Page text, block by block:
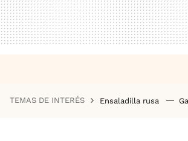
TEMAS DE INTERÉS Ensaladilla rusa